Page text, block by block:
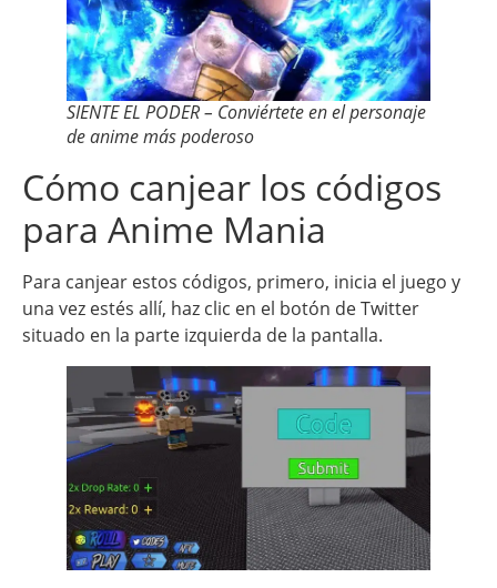
SIENTE EL PODER – Conviértete en el personaje
de anime más poderoso
Cómo canjear los códigos
para Anime Mania
Para canjear estos códigos, primero, inicia el juego y
una vez estés allí, haz clic en el botón de Twitter
situado en la parte izquierda de la pantalla.